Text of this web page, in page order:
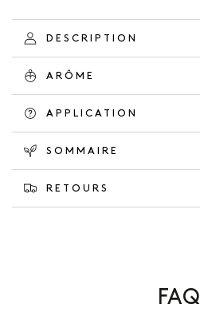
NATURAL
DEODORANT
ORANGE
GROVE
NATURAL
DEODORANT
ORANGE
DESCRIPTION
ARÔME
APPLICATION
SOMMAIRE
RETOURS
FAQ